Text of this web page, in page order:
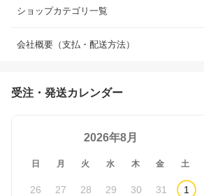
ショップカテゴリ一覧
会社概要（支払・配送方法）
受注・発送カレンダー
2026年8月
日 月 火 水 木 金 土
26 27 28 29 30 31 1